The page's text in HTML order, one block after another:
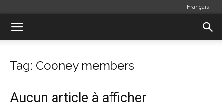
Français
Tag: Cooney members
Aucun article à afficher